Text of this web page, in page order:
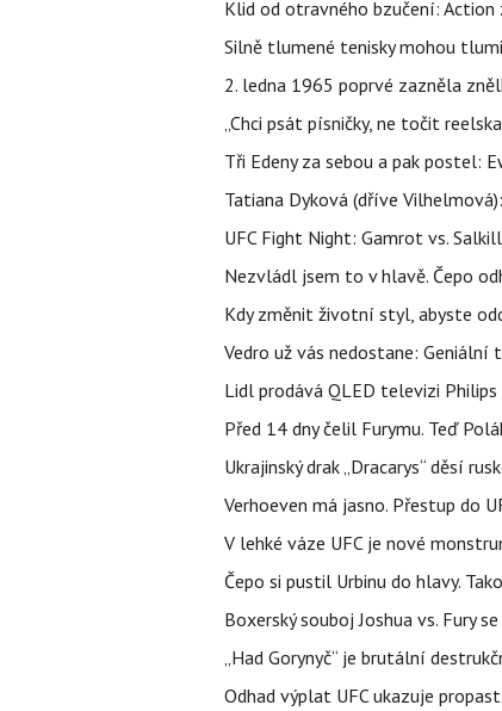
Klid od otravného bzučení:
Silně tlumené tenisky mohou
2. ledna 1965 poprvé zazněla
„Chci psát písničky, ne točit
Tři Edeny za sebou a pak postel:
Tatiana Dyková (dříve
UFC Fight Night: Gamrot vs.
Nezvládl jsem to v hlavě. Čepo
Kdy změnit životní styl, abyste
Vedro už vás nedostane:
Lidl prodává QLED televizi
Před 14 dny čelil Furymu. Teď
Ukrajinský drak „Dracarys“ děsí
Verhoeven má jasno. Přestup do
V lehké váze UFC je nové
Čepo si pustil Urbinu do hlavy.
Boxerský souboj Joshua vs. Fury
„Had Gorynyč“ je brutální
Odhad výplat UFC ukazuje